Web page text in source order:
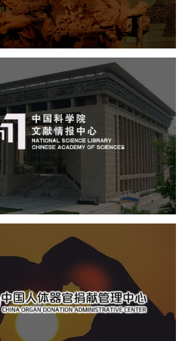
展厅空间设计
企业展厅设计
北京展厅设计 产品展厅设计
院文献情报中心
建设
展厅空间设计
器官捐献管理中心
品牌官网 网站建设